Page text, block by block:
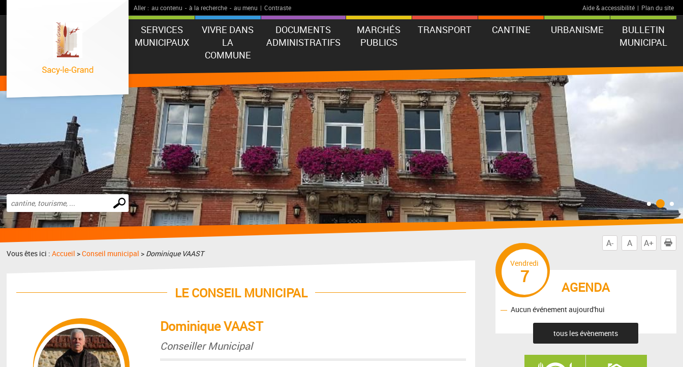
Aller : au contenu - à la recherche - au menu | Contraste Aide & accessibilité | Plan du site
SERVICES
MUNICIPAUX
VIVRE DANS
LA
COMMUNE
DOCUMENTS
ADMINISTRATIFS
MARCHÉS
PUBLICS
TRANSPORT CANTINE URBANISME
BULLETIN
MUNICIPAL
Effectuer
une
recherche
A- A A+
Vous êtes ici :Accueil >Conseil municipal > Dominique VAAST
LE CONSEIL MUNICIPAL
Dominique VAAST
Conseiller Municipal
AGENDA
Vendredi
7
Aucun événement aujourd'hui
tous les évènements